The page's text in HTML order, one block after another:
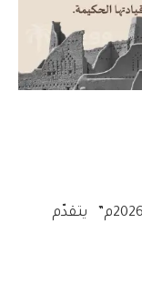
بمناسبة ذكرى يوم التأسيس “22 فـبـرايـر 2026م” يتقدّم